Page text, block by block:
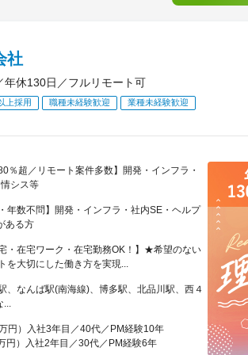
社
休130日／フルリモート可
上採用 職種未経験歓迎 業種未経験歓迎
％超／リモート案件多数】開発・インフラ・
シス等
年数不問】開発・インフラ・社内SE・ヘルプ
ある方
・在宅ワーク・在宅勤務OK！】★希望のない
を大切にした働き方を実現...
、なんば駅(南海線)、博多駅、北品川駅、西４
...
円）入社3年目／40代／PM経験10年
円）入社2年目／30代／PM経験6年